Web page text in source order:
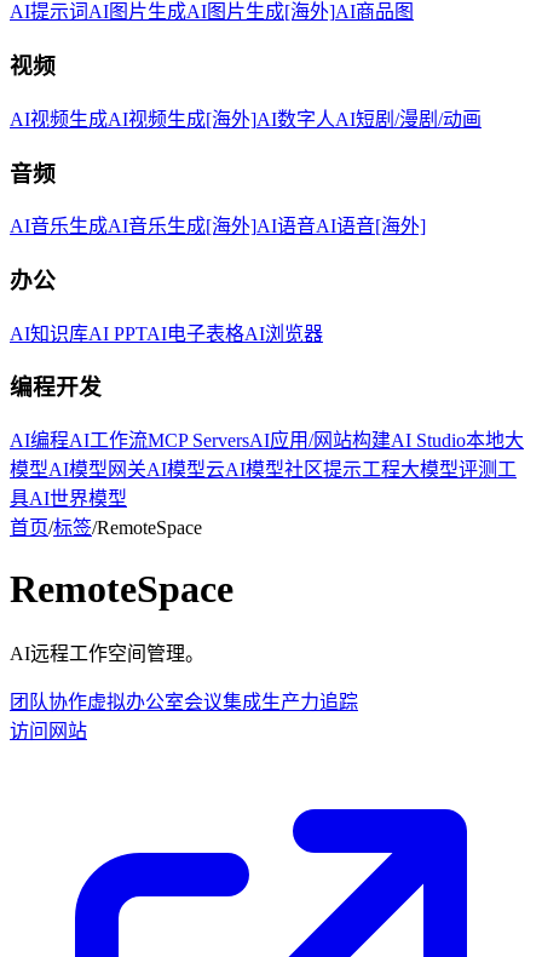
AI提示词AI图片生成AI图片生成[海外]AI商品图
视频
AI视频生成AI视频生成[海外]AI数字人AI短剧/漫剧/动画
音频
AI音乐生成AI音乐生成[海外]AI语音AI语音[海外]
办公
AI知识库AI PPTAI电子表格AI浏览器
编程开发
AI编程AI工作流MCP ServersAI应用/网站构建AI Studio本地大
模型AI模型网关AI模型云AI模型社区提示工程大模型评测工
具AI世界模型
首页/标签/RemoteSpace
RemoteSpace
AI远程工作空间管理。
团队协作虚拟办公室会议集成生产力追踪
访问网站